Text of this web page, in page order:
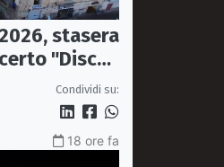
stasera
"Disco,
con
Brutia
Condividi su:
18 ore fa